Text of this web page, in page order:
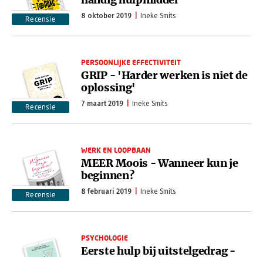
Recensie 8 oktober 2019 Ineke Smits
Recensie
PERSOONLIJKE EFFECTIVITEIT
GRIP - 'Harder werken is niet de
oplossing'
7 maart 2019 Ineke Smits
Recensie
WERK EN LOOPBAAN
MEER Moois - Wanneer kun je
beginnen?
8 februari 2019 Ineke Smits
PSYCHOLOGIE
Eerste hulp bij uitstelgedrag -